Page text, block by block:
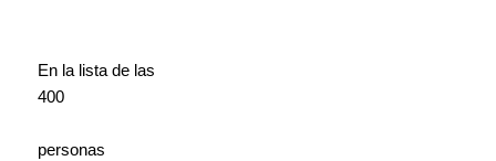
En la lista de l as
400
personas